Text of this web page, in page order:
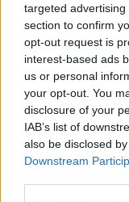
targeted
section to confirm
opt-out request is
interest-based ads
us or personal
your opt-out. You
disclosure of your
IAB’s list of
also be disclosed
Downstream